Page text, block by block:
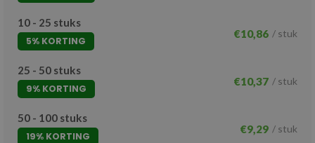
10 - 25 stuks
5% KORTING
€10,86 / stuk
25 - 50 stuks
9% KORTING
€10,37 / stuk
50 - 100 stuks
19% KORTING
€9,29 / stuk